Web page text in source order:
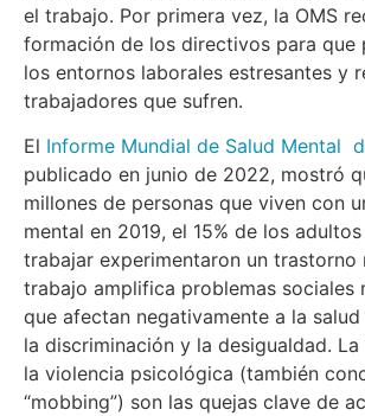
el trabajo. Por primera vez, la OMS
formación de los directivos para que
los entornos laborales estresantes y
trabajadores que sufren.
El Informe Mundial de Salud Mental
publicado en junio de 2022, mostró
millones de personas que viven con
mental en 2019, el 15% de los
trabajar experimentaron un trastorno
trabajo amplifica problemas sociales
que afectan negativamente a la
la discriminación y la desigualdad.
la violencia psicológica (también
“mobbing”) son las quejas clave de